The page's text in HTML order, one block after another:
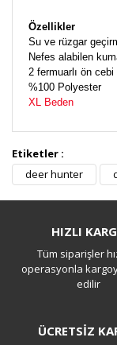
Özellikler
Su ve rüzgar
Nefes alabilen
2 fermuarlı ön
%100 Polyester
XL Beden
Etiketler :
deer hunter
HIZLI
Tüm siparişler
operasyonla
edilir
ÜCRETSİZ